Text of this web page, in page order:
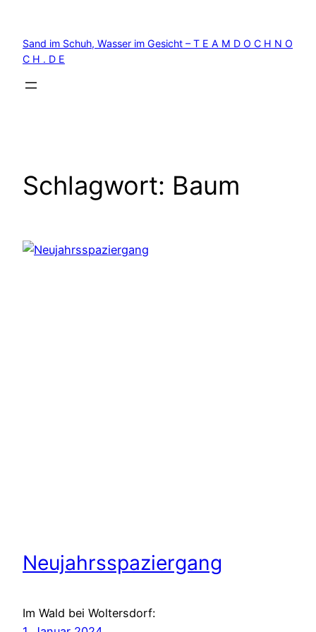
springen
Sand im Schuh, Wasser im Gesicht – T E A M D O C H N O
C H . D E
Schlagwort: Baum
Neujahrsspaziergang
Im Wald bei Woltersdorf: